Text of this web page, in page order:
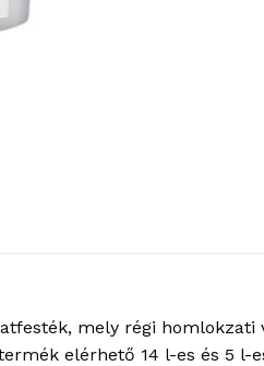
mely régi homlokzati
elérhető 14 l-es és 5 l-